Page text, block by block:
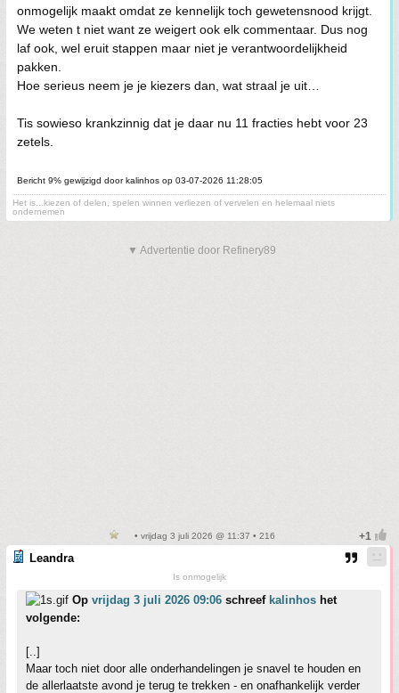
onmogelijk maakt omdat ze kennelijk toch gewetensnood krijgt.
We weten t niet want ze weigert ook elk commentaar. Dus nog
laf ook, wel eruit stappen maar niet je verantwoordelijkheid
pakken.
Hoe serieus neem je je kiezers dan, wat straal je uit…
Tis sowieso krankzinnig dat je daar nu 11 fracties hebt voor 23
zetels.
Bericht 9% gewijzigd door kalinhos op 03-07-2026 11:28:05
Het is...kiezen of delen, spelen winnen verliezen of vervelen en helemaal niets
ondernemen
▼ Advertentie door Refinery89
• vrijdag 3 juli 2026 @ 11:37 • 216
Leandra
Is onmogelijk
Op vrijdag 3 juli 2026 09:06 schreef kalinhos het
volgende:
[..]
Maar toch niet door alle onderhandelingen je snavel te houden en
de allerlaatste avond je terug te trekken - en onafhankelijk verder